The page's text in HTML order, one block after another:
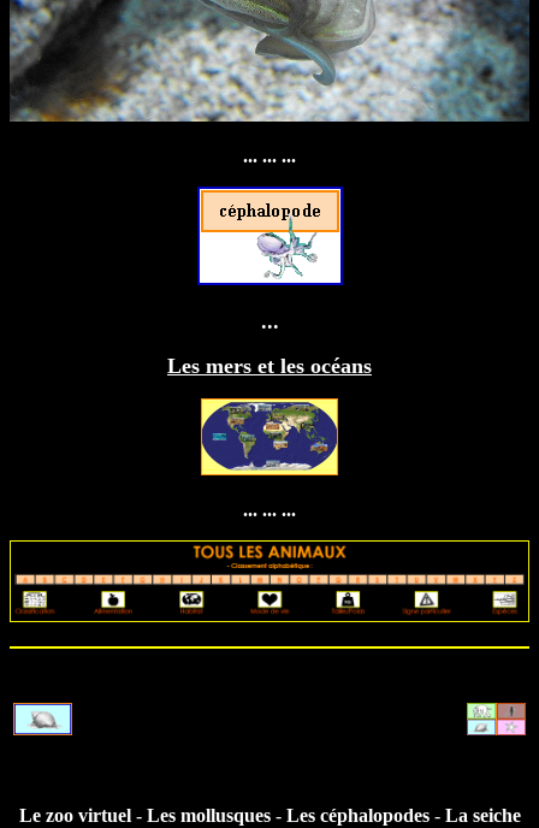
... ... ...
...
Les mers et les océans
... ... ...
Le zoo virtuel- Les mollusques- Les céphalopodes- La seiche